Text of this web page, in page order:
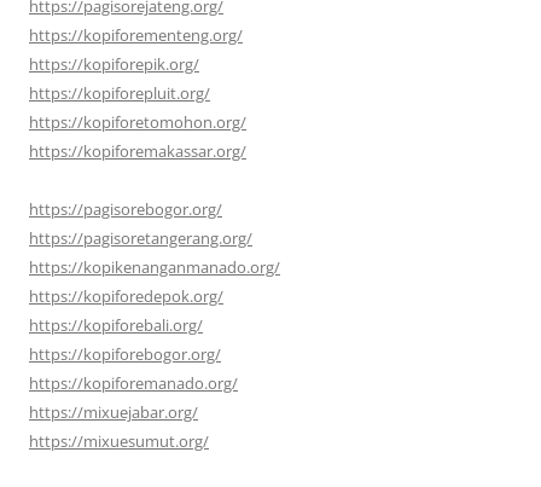
https://pagisorejateng.org/
https://kopiforementeng.org/
https://kopiforepik.org/
https://kopiforepluit.org/
https://kopiforetomohon.org/
https://kopiforemakassar.org/
https://pagisorebogor.org/
https://pagisoretangerang.org/
https://kopikenanganmanado.org/
https://kopiforedepok.org/
https://kopiforebali.org/
https://kopiforebogor.org/
https://kopiforemanado.org/
https://mixuejabar.org/
https://mixuesumut.org/